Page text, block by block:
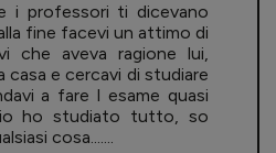
i professori ti dicevano
fine facevi un attimo di
che aveva ragione lui,
e cercavi di studiare
a fare l esame quasi
ho studiato tutto, so
cosa.......